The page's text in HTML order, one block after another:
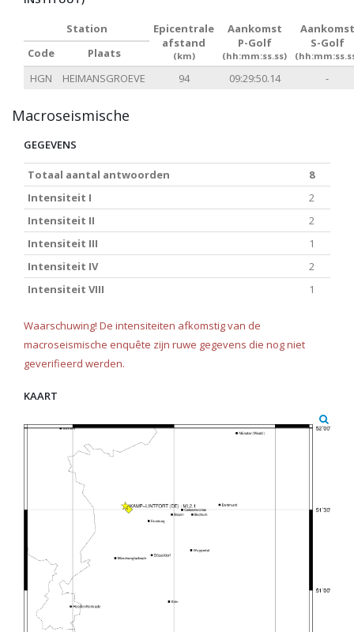
Station
Epicentrale
afstand
(km)
Aankomst
P-Golf
(hh:mm:ss.ss)
Aankomst
S-Golf
Code
Plaats
HGN
HEIMANSGROEVE 94 09:29:50.14 -
Macroseismische
GEGEVENS
Totaal aantal antwoorden
8
Intensiteit I
2
Intensiteit II
2
Intensiteit III
1
Intensiteit IV
2
Intensiteit VIII
1
Waarschuwing! De intensiteiten afkomstig van de
macroseismische enquête zijn ruwe gegevens die nog niet
geverifieerd werden.
KAART